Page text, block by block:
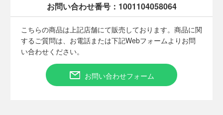
重量：約28.3kg
人数：3-4人用
【詳細備考】
フレームは対策品に交換済なります。
【使用予定配送業者】佐川急便 飛脚宅配便160サイズ
【こちらの商品は在庫連動システムを導入し、店頭や他ネットシ
お問い合わせ番号： 1001104058064
こちらの商品は上記店舗にて販売しております。商品に関
するご質問は、お電話または下記Webフォームよりお問
い合わせください。
お問い合わせフォーム